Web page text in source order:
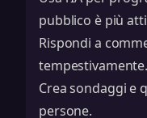
pubblico è più
Rispondi a
tempestivamente.
Crea sondaggi e
persone.